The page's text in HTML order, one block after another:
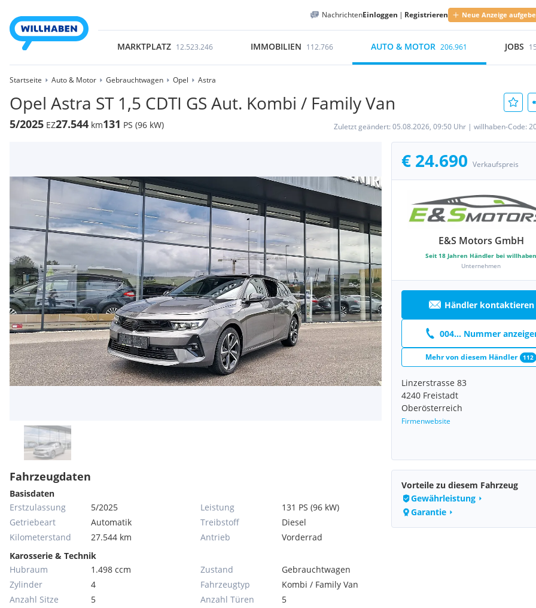
NachrichtenEinloggen | Registrieren Neue Anzeige
MARKTPLATZ 12.523.246 IMMOBILIEN 112.766 AUTO & MOTOR 206.961 JOBS
Startseite Auto & Motor Gebrauchtwagen Opel Astra
Opel Astra ST 1,5 CDTI GS Aut. Kombi / Family Van
5/2025 EZ27.544 km131 PS (96 kW) Zuletzt geändert: 05.08.2026, 09:50 Uhr | willhaben-Code:
€ 24.690 Verkaufspreis
E&S Motors GmbH
Seit 18 Jahren Händler bei willhaben
Unternehmen
Händler kontaktieren
004... Nummer
Mehr von diesem Händler 112
Linzerstrasse 83
4240 Freistadt
Oberösterreich
Firmenwebsite
Fahrzeugdaten
Basisdaten
Erstzulassung
5/2025
Getriebeart
Automatik
Kilometerstand
27.544 km
Leistung
131 PS (96 kW)
Treibstoff
Diesel
Antrieb
Vorderrad
Karosserie & Technik
Hubraum
1.498 ccm
Zylinder
4
Anzahl Sitze
5
Zustand
Gebrauchtwagen
Fahrzeugtyp
Kombi / Family Van
Anzahl Türen
5
Vorteile zu diesem Fahrzeug
Gewährleistung
Garantie